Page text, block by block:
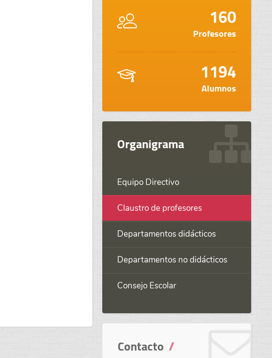
160
Profesores
1194
Alumnos
Organigrama
Equipo Directivo
Claustro de profesores
Departamentos didácticos
Departamentos no didácticos
Consejo Escolar
Contacto